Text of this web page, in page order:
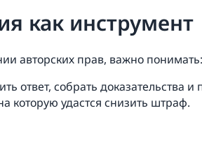
как инструмент
авторских прав, важно
ответ, собрать доказательства
которую удастся снизить штраф.